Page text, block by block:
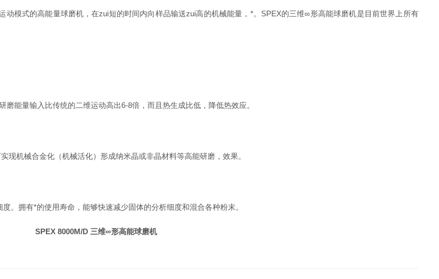
模式的高能量球磨机，在zui短的时间内向样品输送zui高的机械能量，*。SPEX的三维∞形高能球磨机是目前世界上所有
磨能量输入比传统的二维运动高出6-8倍，而且热生成比低，降低热效应。
现机械合金化（机械活化）形成纳米晶或非晶材料等高能研磨，效果。
。拥有*的使用寿命，能够快速减少固体的分析细度和混合各种粉末。
SPEX 8000M/D 三维∞形高能球磨机